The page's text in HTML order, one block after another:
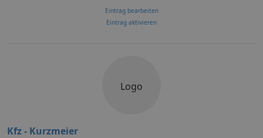
Eintrag bearbeiten
Eintrag aktivieren
Logo
Kfz - Kurzmeier